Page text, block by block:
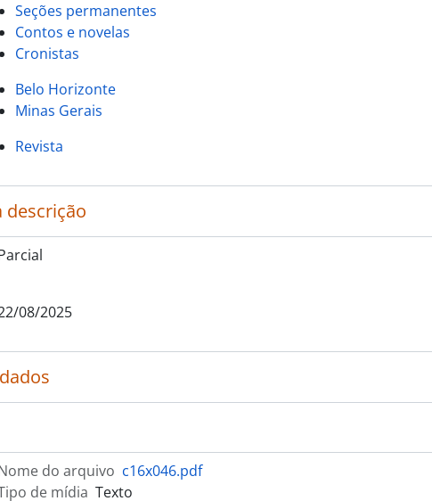
Seções permanentes
Contos e novelas
Cronistas
Belo Horizonte
Minas Gerais
Revista
descrição
08/2025
do arquivo c16x046.pdf
de mídia Texto